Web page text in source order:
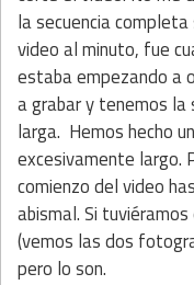
la secuencia
video al minuto, fue
estaba empezando a
a grabar y tenemos la
larga. Hemos hecho
excesivamente largo.
comienzo del video
abismal. Si
(vemos las dos
pero lo son.